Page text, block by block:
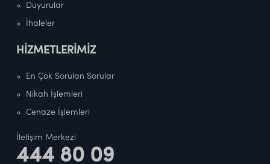
Duyurular
İhaleler
HİZMETLERİMİZ
En Çok Sorulan Sorular
Nikah İşlemleri
Cenaze İşlemleri
İletişim Merkezi
444 80 09